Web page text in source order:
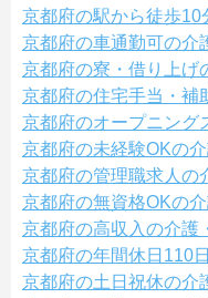
京都府の駅から徒歩10
京都府の車通勤可の介
京都府の寮・借り上げ
京都府の住宅手当・補
京都府のオープニング
京都府の未経験OKの
京都府の管理職求人の
京都府の無資格OKの
京都府の高収入の介護
京都府の年間休日110
京都府の土日祝休の介